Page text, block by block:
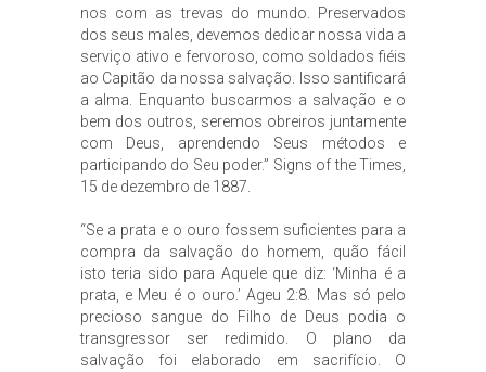
nos com as trevas do mundo. Preservados
dos seus males, devemos dedicar nossa vida a
serviço ativo e fervoroso, como soldados fiéis
ao Capitão da nossa salvação. Isso santificará
a alma. Enquanto buscarmos a salvação e o
bem dos outros, seremos obreiros juntamente
com Deus, aprendendo Seus métodos e
participando do Seu poder.” Signs of the Times,
15 de dezembro de 1887.
“Se a prata e o ouro fossem suficientes para a
compra da salvação do homem, quão fácil
isto teria sido para Aquele que diz: ‘Minha é a
prata, e Meu é o ouro.’ Ageu 2:8. Mas só pelo
precioso sangue do Filho de Deus podia o
transgressor ser redimido. O plano da
salvação foi elaborado em sacrifício. O